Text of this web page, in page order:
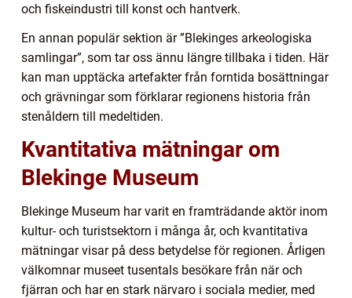
och fiskeindustri till konst och hantverk.
En annan populär sektion är ”Blekinges arkeologiska
samlingar”, som tar oss ännu längre tillbaka i tiden. Här
kan man upptäcka artefakter från forntida bosättningar
och grävningar som förklarar regionens historia från
stenåldern till medeltiden.
Kvantitativa mätningar om
Blekinge Museum
Blekinge Museum har varit en framträdande aktör inom
kultur- och turistsektorn i många år, och kvantitativa
mätningar visar på dess betydelse för regionen. Årligen
välkomnar museet tusentals besökare från när och
fjärran och har en stark närvaro i sociala medier, med